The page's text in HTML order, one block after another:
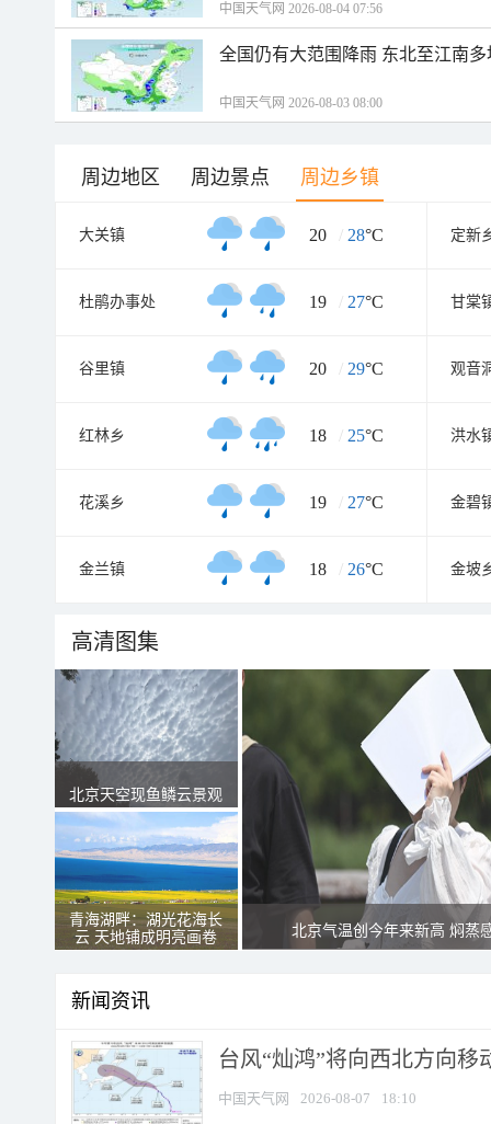
中国天气网 2026-08-04 07:56
全国仍有大范围降雨 东北至江南
中国天气网 2026-08-03 08:00
周边地区 周边乡镇
大关镇 20 / 28°C 定新
杜鹃办事处 19 / 27°C 甘棠
谷里镇 20 / 29°C 观音
红林乡 18 / 25°C 洪水
花溪乡 19 / 27°C 金碧
金兰镇 18 / 26°C 金坡
高清图集
北京天空现鱼鳞云景观
青海湖畔：湖光花海长
云 天地铺成明亮画卷
北京气温创今年来新高 焖蒸
新闻资讯
台风“灿鸿”将向西北方向移
中国天气网 2026-08-07 18:10